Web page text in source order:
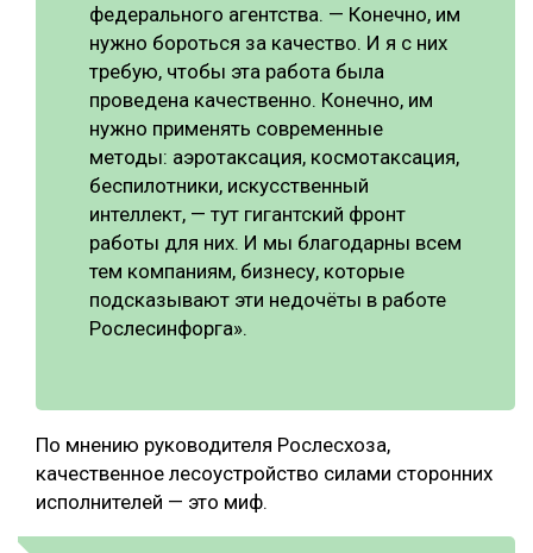
федерального агентства. — Конечно, им
нужно бороться за качество. И я с них
требую, чтобы эта работа была
проведена качественно. Конечно, им
нужно применять современные
методы: аэротаксация, космотаксация,
беспилотники, искусственный
интеллект, — тут гигантский фронт
работы для них. И мы благодарны всем
тем компаниям, бизнесу, которые
подсказывают эти недочёты в работе
Рослесинфорга».
По мнению руководителя Рослесхоза,
качественное лесоустройство силами сторонних
исполнителей — это миф.